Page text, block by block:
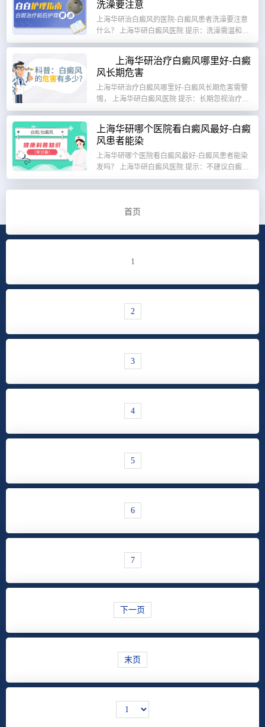
洗澡要注意
上海华研治白癜风的医院-白癜风患者洗澡要注意
什么？ 上海华研白癜风医院 提示：洗澡需温和清
洁、保护屏障，避免刺激白斑： 核心注意...
上海华研治疗白癜风哪里好-白癜
风长期危害
上海华研治疗白癜风哪里好-白癜风长期危害需警
惕， 上海华研白癜风医院 提示：长期忽视治疗可
能导致身心双重损害，以下风险需高度重...
上海华研哪个医院看白癜风最好-白癜
风患者能染
上海华研哪个医院看白癜风最好-白癜风患者能染
发吗？ 上海华研白癜风医院 提示：不建议白癜风
患者染发，尤其头皮有白斑或病情不稳定...
首页
1
2
3
4
5
6
7
下一页
末页